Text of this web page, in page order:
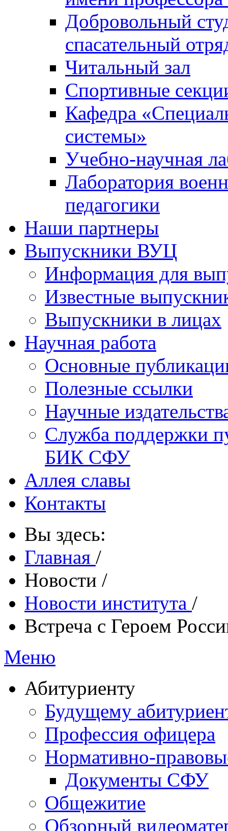
Добровольный
спасательный
Читальный зал
Спортивные
Кафедра
системы»
Учебно-научная
Лаборатория
педагогики
Наши партнеры
Выпускники ВУЦ
Информация для
Известные
Выпускники в лицах
Научная работа
Основные
Полезные ссылки
Научные
Служба поддержки
БИК СФУ
Аллея славы
Контакты
Вы здесь:
Главная /
Новости /
Новости института /
Встреча с Героем
Меню
Абитуриенту
Будущему
Профессия офицера
Нормативно-
Документы СФУ
Общежитие
Обзорный